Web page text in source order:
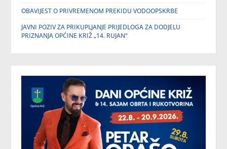
OBAVIJEST O PRIVREMENOM PREKIDU VODOOPSKRBE
JAVNI POZIV ZA PRIKUPLJANJE PRIJEDLOGA ZA DODJELU
PRIZNANJA OPĆINE KRIŽ „14. RUJAN“